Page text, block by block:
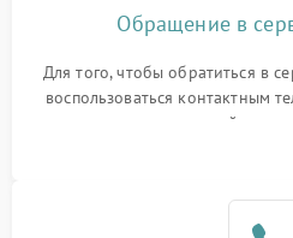
Обращение в
Для того, чтобы обратиться в
воспользоваться контактным
или оставить свой